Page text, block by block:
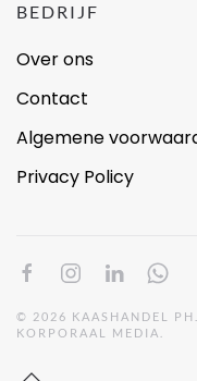
BEDRIJF
Over ons
Contact
Algemene
Privacy Policy
© 2026 KAASHANDEL
KORPORAAL MEDIA